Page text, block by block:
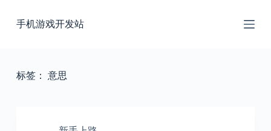
过
手机游戏开发站
标签： 意思